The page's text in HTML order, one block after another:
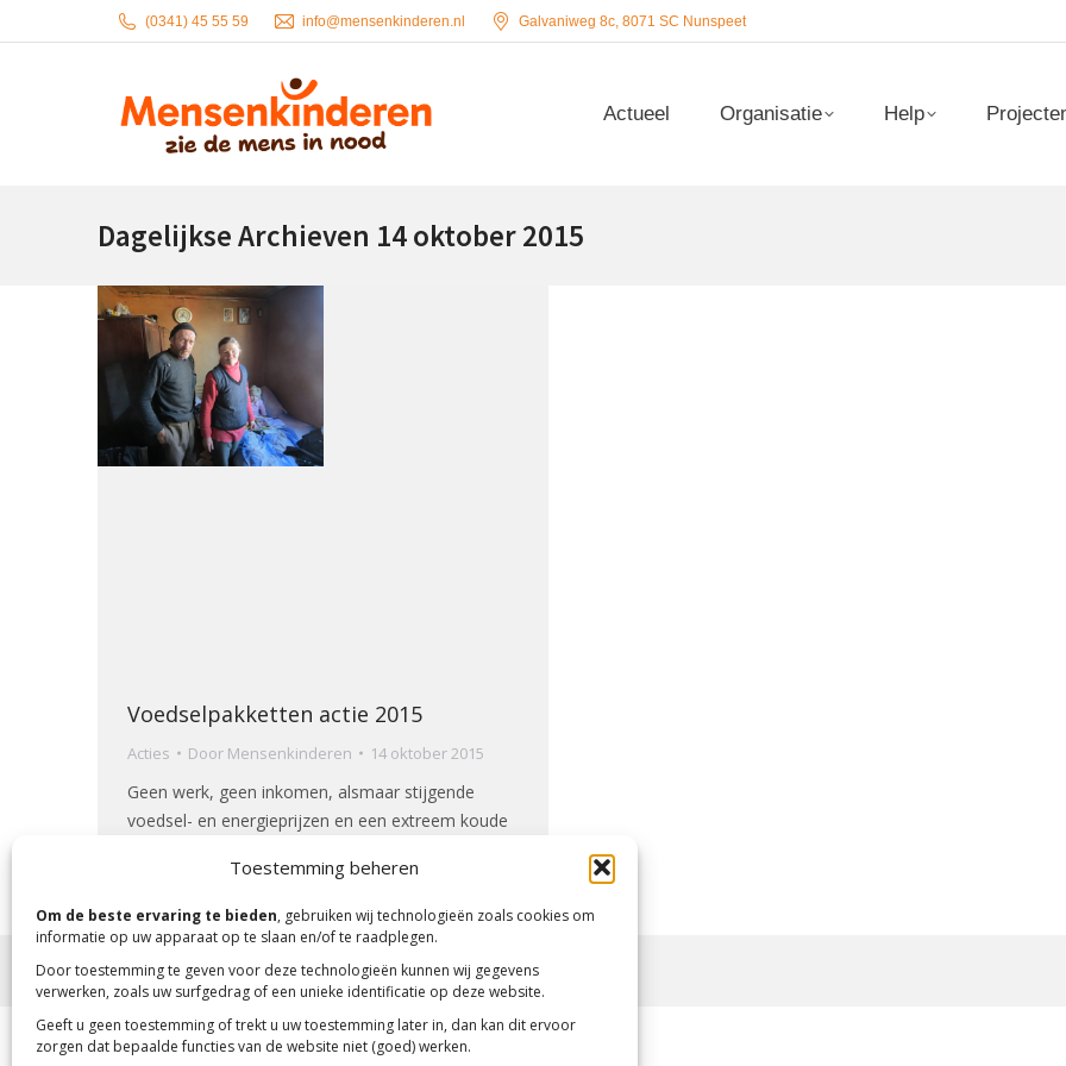
Toestemming beheren
Om de beste ervaring te bieden, gebruiken wij technologieën zoals cookies om
informatie op uw apparaat op te slaan en/of te raadplegen.
Door toestemming te geven voor deze technologieën kunnen wij gegevens
verwerken, zoals uw surfgedrag of een unieke identificatie op deze website.
Geeft u geen toestemming of trekt u uw toestemming later in, dan kan dit ervoor
zorgen dat bepaalde functies van de website niet (goed) werken.
(0341) 45 55 59 info@mensenkinderen.nl Galvaniweg 8c, 8071 SC Nunspeet
Actueel Organisatie Help
Dagelijkse Archieven 14 oktober 2015
Voedselpakketten actie 2015
Acties Door Mensenkinderen 14 oktober 2015
Geen werk, geen inkomen, alsmaar stijgende
voedsel- en energieprijzen en een extreem koude
Copyright 2023 -Mensenkinderen
Actueel Organisatie Help